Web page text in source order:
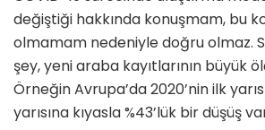
değiştiği hakkında konuşmam, bu
olmamam nedeniyle doğru olmaz.
şey, yeni araba kayıtlarının büyük
Örneğin Avrupa’da 2020’nin ilk
ya­rısına kıyasla %43’lük bir düşüş